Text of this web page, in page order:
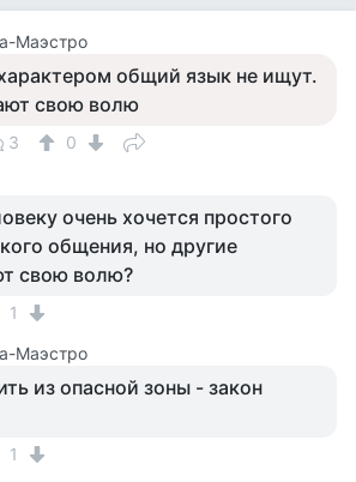
Маэстро
общий язык не ищут.
свою волю
3 0
очень хочется простого
общения, но другие
свою волю?
1
Маэстро
из опасной зоны - закон
1